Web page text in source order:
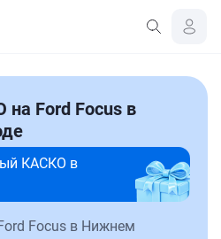
Ford Focus в
КАСКО в
Focus в Нижнем